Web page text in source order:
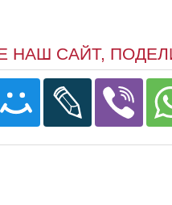
НАШ САЙТ,